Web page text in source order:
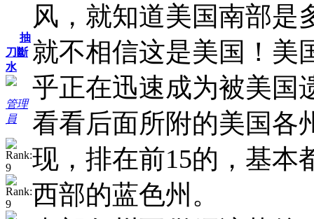
抽
刀斷
水
管理
員
风，就知道美国南部是
就不相信这是美国！美
乎正在迅速成为被美国
看看后面所附的美国各
现，排在前15的，基本
西部的蓝色州。